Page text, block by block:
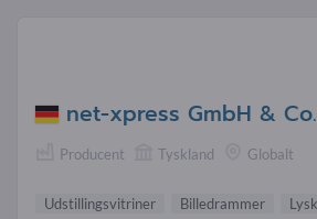
net-xpress GmbH & Co.
Producent Tyskland Globalt
Udstillingsvitriner Billedrammer